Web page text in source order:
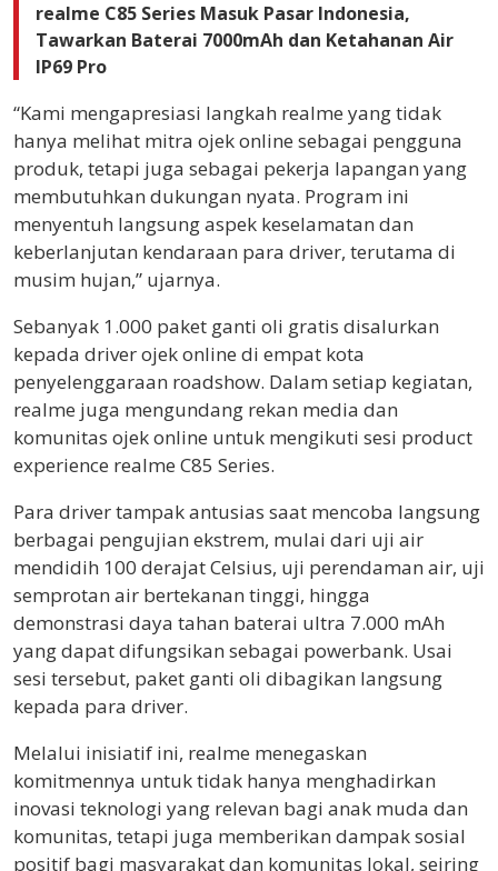
realme C85 Series Masuk Pasar Indonesia,
Tawarkan Baterai 7000mAh dan Ketahanan Air
IP69 Pro
“Kami mengapresiasi langkah realme yang tidak
hanya melihat mitra ojek online sebagai pengguna
produk, tetapi juga sebagai pekerja lapangan yang
membutuhkan dukungan nyata. Program ini
menyentuh langsung aspek keselamatan dan
keberlanjutan kendaraan para driver, terutama di
musim hujan,” ujarnya.
Sebanyak 1.000 paket ganti oli gratis disalurkan
kepada driver ojek online di empat kota
penyelenggaraan roadshow. Dalam setiap kegiatan,
realme juga mengundang rekan media dan
komunitas ojek online untuk mengikuti sesi product
experience realme C85 Series.
Para driver tampak antusias saat mencoba langsung
berbagai pengujian ekstrem, mulai dari uji air
mendidih 100 derajat Celsius, uji perendaman air, uji
semprotan air bertekanan tinggi, hingga
demonstrasi daya tahan baterai ultra 7.000 mAh
yang dapat difungsikan sebagai powerbank. Usai
sesi tersebut, paket ganti oli dibagikan langsung
kepada para driver.
Melalui inisiatif ini, realme menegaskan
komitmennya untuk tidak hanya menghadirkan
inovasi teknologi yang relevan bagi anak muda dan
komunitas, tetapi juga memberikan dampak sosial
positif bagi masyarakat dan komunitas lokal, seiring